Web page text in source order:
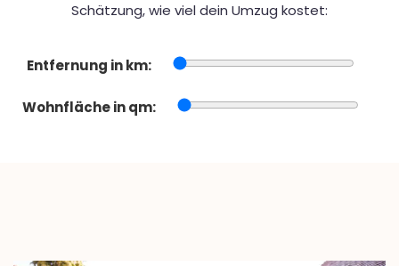
Schätzung, wie viel dein Umzug kostet:
Entfernung in km:
Wohnfläche in qm: